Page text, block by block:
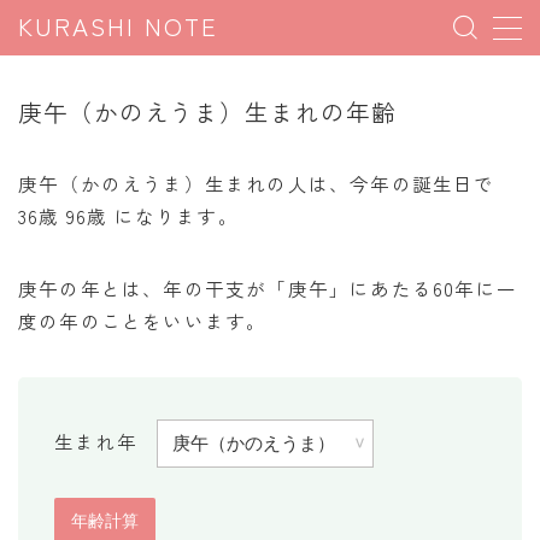
KURASHI NOTE
暮らしの豆知識
子育て豆知識
パソコン豆知識
暮らしの計算
割増計算
庚午（かのえうま）生まれの年齢
庚午（かのえうま）生まれの人は、今年の誕生日で
36歳 96歳 になります。
庚午の年とは、年の干支が「庚午」にあたる60年に一
度の年のことをいいます。
生まれ年